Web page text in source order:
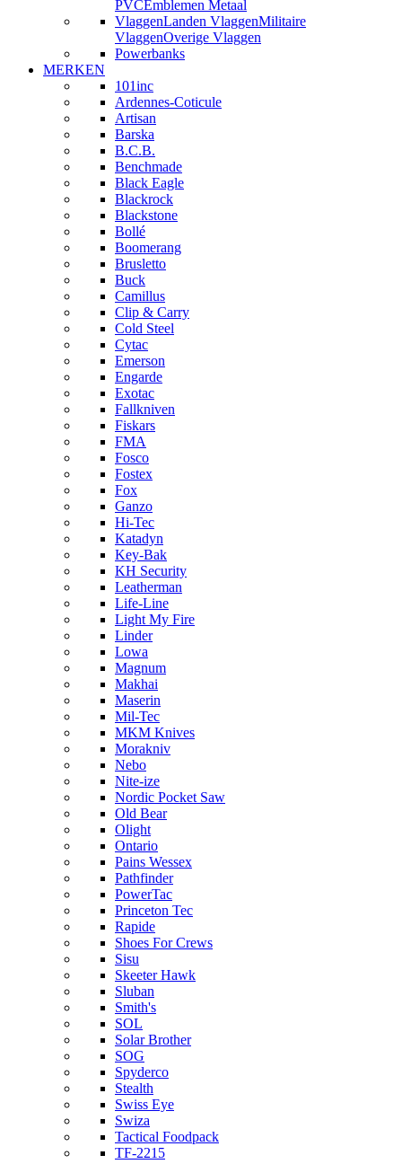
PVCEmblemen Metaal
VlaggenLanden VlaggenMilitaire
VlaggenOverige Vlaggen
Powerbanks
MERKEN
101inc
Ardennes-Coticule
Artisan
Barska
B.C.B.
Benchmade
Black Eagle
Blackrock
Blackstone
Bollé
Boomerang
Brusletto
Buck
Camillus
Clip & Carry
Cold Steel
Cytac
Emerson
Engarde
Exotac
Fallkniven
Fiskars
FMA
Fosco
Fostex
Fox
Ganzo
Hi-Tec
Katadyn
Key-Bak
KH Security
Leatherman
Life-Line
Light My Fire
Linder
Lowa
Magnum
Makhai
Maserin
Mil-Tec
MKM Knives
Morakniv
Nebo
Nite-ize
Nordic Pocket Saw
Old Bear
Olight
Ontario
Pains Wessex
Pathfinder
PowerTac
Princeton Tec
Rapide
Shoes For Crews
Sisu
Skeeter Hawk
Sluban
Smith's
SOL
Solar Brother
SOG
Spyderco
Stealth
Swiss Eye
Swiza
Tactical Foodpack
TF-2215